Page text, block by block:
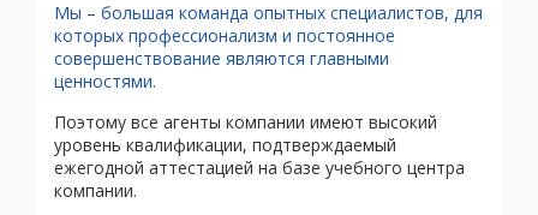
Мы – большая команда опытных специалистов, для
которых профессионализм и постоянное
совершенствование являются главными
ценностями.
Поэтому все агенты компании имеют высокий
уровень квалификации, подтверждаемый
ежегодной аттестацией на базе учебного центра
компании.